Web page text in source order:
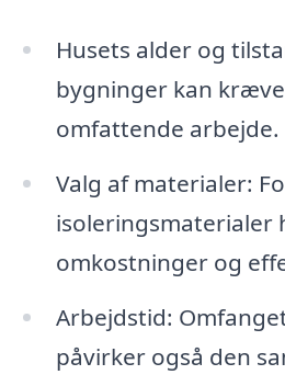
Husets alder og
bygninger kan
omfattende arbejde.
Valg af materialer:
isoleringsmaterialer
omkostninger og
Arbejdstid:
påvirker også den